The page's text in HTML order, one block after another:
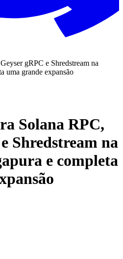
gRPC e Shredstream na
uma grande expansão
Solana RPC,
Shredstream na
e completa